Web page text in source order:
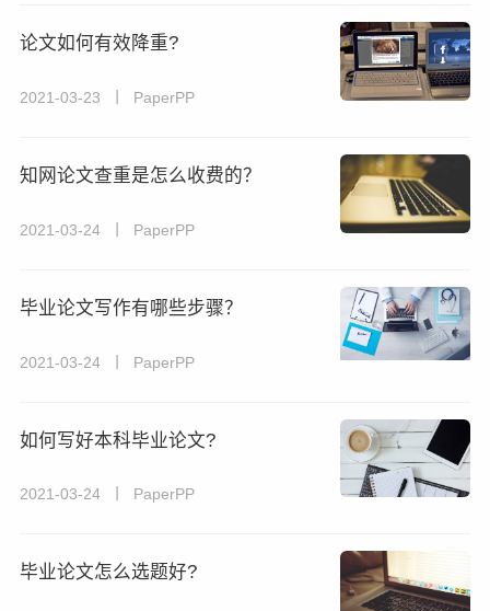
论文如何有效降重?
2021-03-23 丨 PaperPP
知网论文查重是怎么收费的？
2021-03-24 丨 PaperPP
毕业论文写作有哪些步骤？
2021-03-24 丨 PaperPP
如何写好本科毕业论文?
2021-03-24 丨 PaperPP
毕业论文怎么选题好?